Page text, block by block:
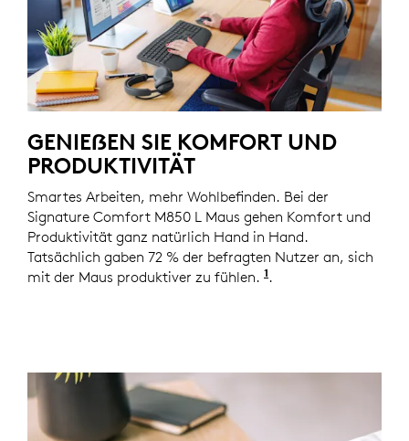
GENIEẞEN SIE KOMFORT UND
PRODUKTIVITÄT
Smartes Arbeiten, mehr Wohlbefinden. Bei der
Signature Comfort M850 L Maus gehen Komfort und
Produktivität ganz natürlich Hand in Hand.
Tatsächlich gaben 72 % der befragten Nutzer an, sich
mit der Maus produktiver zu fühlen. 1 Basierend auf
.